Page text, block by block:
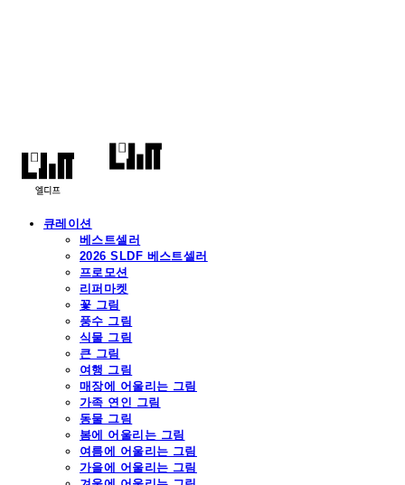
큐레이션
베스트셀러
2026 SLDF 베스트셀러
프로모션
리퍼마켓
꽃 그림
풍수 그림
식물 그림
큰 그림
여행 그림
매장에 어울리는 그림
가족 연인 그림
동물 그림
봄에 어울리는 그림
여름에 어울리는 그림
가을에 어울리는 그림